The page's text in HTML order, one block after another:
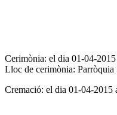
Cerimònia: el dia 01-04-
Lloc de cerimònia: Parròquia
Cremació: el dia 01-04-2015